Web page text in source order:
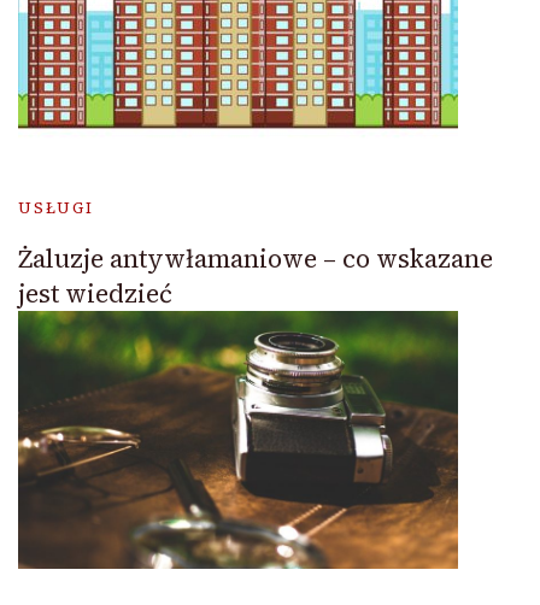
USŁUGI
Żaluzje antywłamaniowe – co wskazane
jest wiedzieć